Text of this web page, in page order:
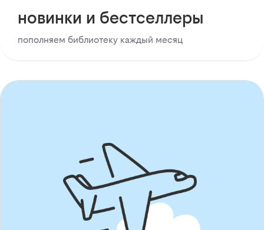
новинки и бестселлеры
пополняем библиотеку каждый месяц